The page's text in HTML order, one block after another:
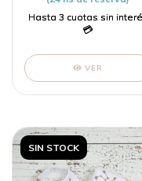
VER
SIN STOCK